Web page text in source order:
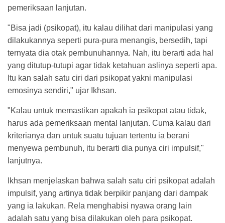
pemeriksaan lanjutan.
"Bisa jadi (psikopat), itu kalau dilihat dari manipulasi yang
dilakukannya seperti pura-pura menangis, bersedih, tapi
ternyata dia otak pembunuhannya. Nah, itu berarti ada hal
yang ditutup-tutupi agar tidak ketahuan aslinya seperti apa.
Itu kan salah satu ciri dari psikopat yakni manipulasi
emosinya sendiri," ujar Ikhsan.
"Kalau untuk memastikan apakah ia psikopat atau tidak,
harus ada pemeriksaan mental lanjutan. Cuma kalau dari
kriterianya dan untuk suatu tujuan tertentu ia berani
menyewa pembunuh, itu berarti dia punya ciri impulsif,"
lanjutnya.
Ikhsan menjelaskan bahwa salah satu ciri psikopat adalah
impulsif, yang artinya tidak berpikir panjang dari dampak
yang ia lakukan. Rela menghabisi nyawa orang lain
adalah satu yang bisa dilakukan oleh para psikopat.